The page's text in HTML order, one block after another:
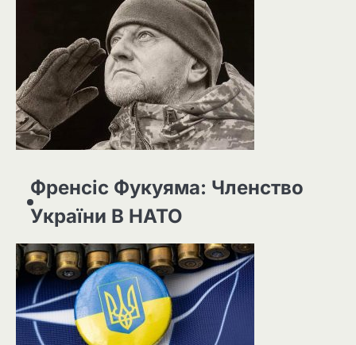
Френсіс Фукуяма: Членство
України В НАТО